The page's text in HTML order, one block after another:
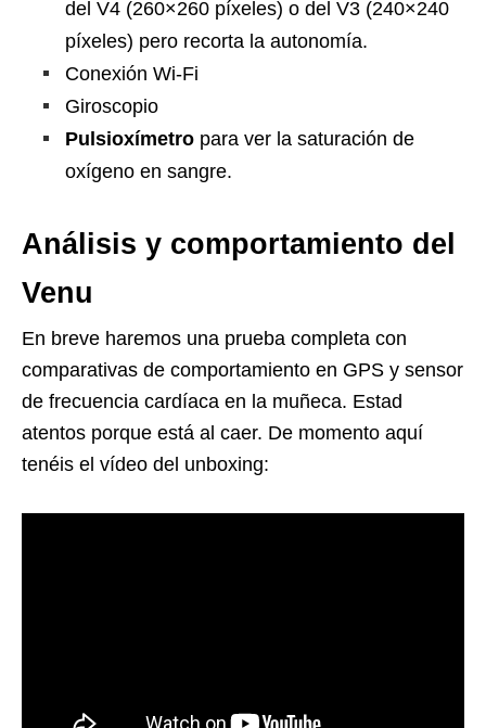
del V4 (260×260 píxeles) o del V3 (240×240
píxeles) pero recorta la autonomía.
Conexión Wi-Fi
Giroscopio
Pulsioxímetro para ver la saturación de
oxígeno en sangre.
Análisis y comportamiento del
Venu
En breve haremos una prueba completa con
comparativas de comportamiento en GPS y sensor
de frecuencia cardíaca en la muñeca. Estad
atentos porque está al caer. De momento aquí
tenéis el vídeo del unboxing: